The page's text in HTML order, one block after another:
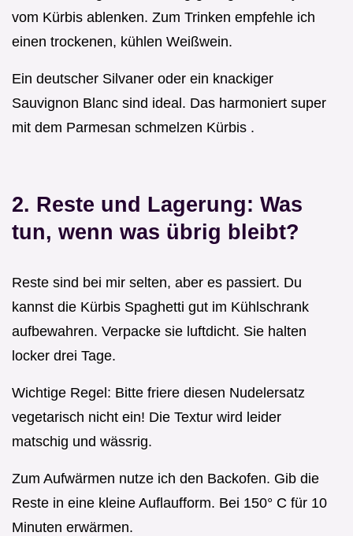
vom Kürbis ablenken. Zum Trinken empfehle ich
einen trockenen, kühlen Weißwein.
Ein deutscher Silvaner oder ein knackiger
Sauvignon Blanc sind ideal. Das harmoniert super
mit dem Parmesan schmelzen Kürbis .
2. Reste und Lagerung: Was
tun, wenn was übrig bleibt?
Reste sind bei mir selten, aber es passiert. Du
kannst die Kürbis Spaghetti gut im Kühlschrank
aufbewahren. Verpacke sie luftdicht. Sie halten
locker drei Tage.
Wichtige Regel: Bitte friere diesen Nudelersatz
vegetarisch nicht ein! Die Textur wird leider
matschig und wässrig.
Zum Aufwärmen nutze ich den Backofen. Gib die
Reste in eine kleine Auflaufform. Bei 150° C für 10
Minuten erwärmen.